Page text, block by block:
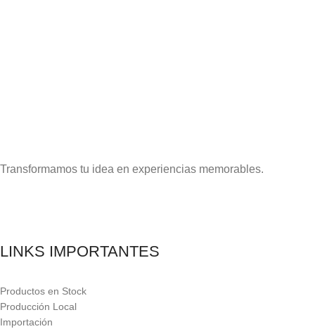
Transformamos tu idea en experiencias memorables.
LINKS IMPORTANTES
Productos en Stock
Producción Local
Importación